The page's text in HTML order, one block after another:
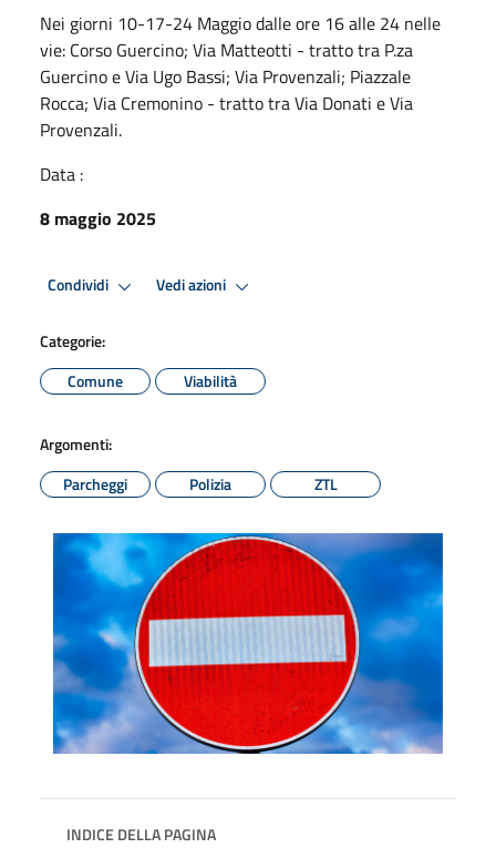
Nei giorni 10-17-24 Maggio dalle ore 16 alle 24 nelle
vie: Corso Guercino; Via Matteotti - tratto tra P.za
Guercino e Via Ugo Bassi; Via Provenzali; Piazzale
Rocca; Via Cremonino - tratto tra Via Donati e Via
Provenzali.
Data :
8 maggio 2025
Condividi Vedi azioni
Categorie:
Comune
Viabilità
Argomenti:
Parcheggi
Polizia ZTL
INDICE DELLA PAGINA